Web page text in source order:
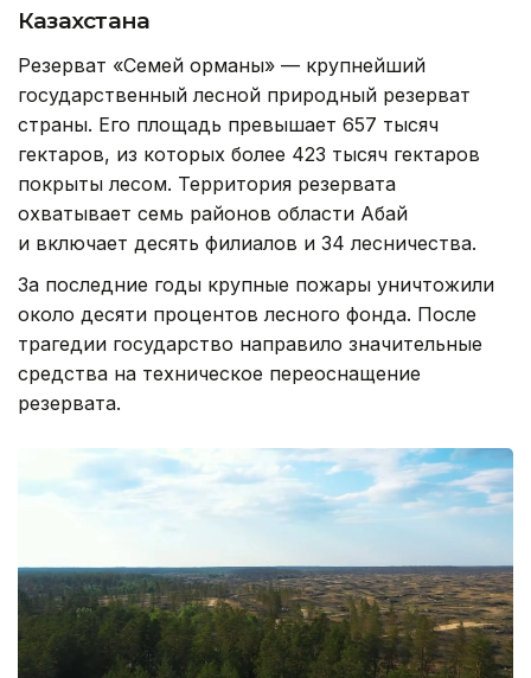
Казахстана
Резерват «Семей орманы» — крупнейший
государственный лесной природный резерват
страны. Его площадь превышает 657 тысяч
гектаров, из которых более 423 тысяч гектаров
покрыты лесом. Территория резервата
охватывает семь районов области Абай
и включает десять филиалов и 34 лесничества.
За последние годы крупные пожары уничтожили
около десяти процентов лесного фонда. После
трагедии государство направило значительные
средства на техническое переоснащение
резервата.